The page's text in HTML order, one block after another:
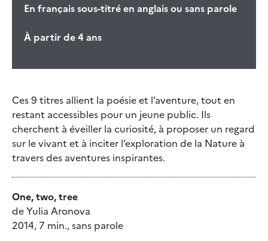
En français sous-titré en anglais ou sans parole
À partir de 4 ans
Ces 9 titres allient la poésie et l’aventure, tout en
restant accessibles pour un jeune public. Ils
cherchent à éveiller la curiosité, à proposer un regard
sur le vivant et à inciter l’exploration de la Nature à
travers des aventures inspirantes.
One, two, tree
de Yulia Aronova
2014, 7 min., sans parole